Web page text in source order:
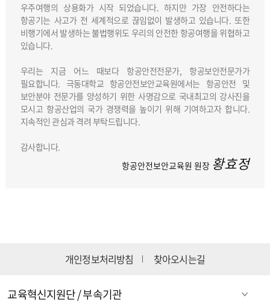
우주여행의 상용화가 시작 되었습니다. 하지만 가장 안전하다는
항공기는 사고가 전 세계적으로 끊임없이 발생하고 있습니다. 또한
비행기에서 발생하는 불법행위도 우리의 안전한 항공여행을 위협하고
있습니다.
우리는 지금 어느 때보다 항공안전전문가, 항공보안전문가가
필요합니다. 극동대학교 항공안전보안교육원에서는 항공안전 및
보안분야 전문가를 양성하기 위한 사명감으로 국내최고의 강사진을
모시고 항공산업의 국가 경쟁력을 높이기 위해 기여하고자 합니다.
지속적인 관심과 격려 부탁드립니다.
감사합니다.
항공안전보안교육원 원장 황효정
개인정보처리방침 찾아오시는길
교육혁신지원단 / 부속기관